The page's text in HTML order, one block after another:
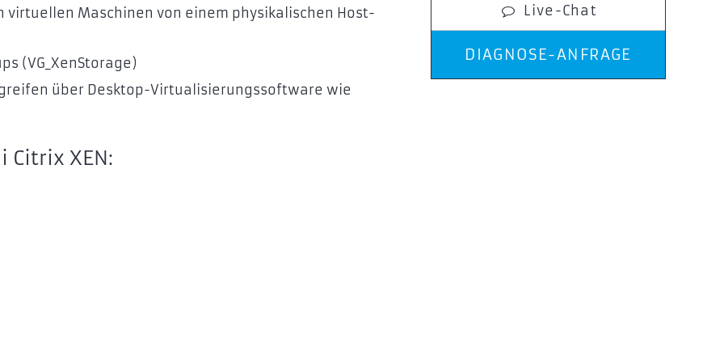
Maschinen von einem physikalischen Host-
(VG_XenStorage)
über Desktop-Virtualisierungssoftware wie
XEN:
Live-Chat
DIAGNOSE-ANFRAGE